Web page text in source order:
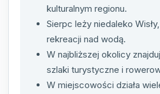
kulturalnym regionu.
Sierpc leży niedaleko
rekreacji nad wodą.
W najbliższej okolicy
szlaki turystyczne i
W miejscowości działa